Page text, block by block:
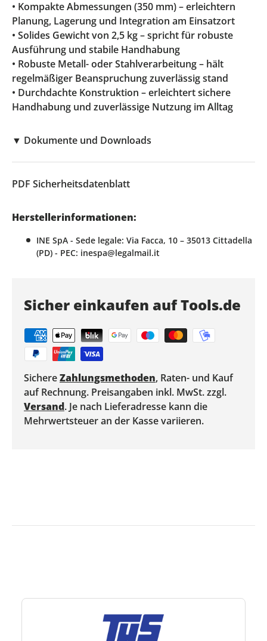
• Kompakte Abmessungen (350 mm) – erleichtern
Planung, Lagerung und Integration am Einsatzort
• Solides Gewicht von 2,5 kg – spricht für robuste
Ausführung und stabile Handhabung
• Robuste Metall- oder Stahlverarbeitung – hält
regelmäßiger Beanspruchung zuverlässig stand
• Durchdachte Konstruktion – erleichtert sichere
Handhabung und zuverlässige Nutzung im Alltag
▼ Dokumente und Downloads
PDF Sicherheitsdatenblatt
Herstellerinformationen:
INE SpA - Sede legale: Via Facca, 10 – 35013 Cittadella
(PD) - PEC: inespa@legalmail.it
Sicher einkaufen auf Tools.de
SichereZahlungsmethoden, Raten- und Kauf
auf Rechnung. Preisangaben inkl. MwSt. zzgl.
Versand. Je nach Lieferadresse kann die
Mehrwertsteuer an der Kasse variieren.